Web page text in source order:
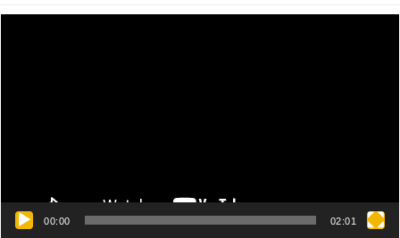
00:00 02:01